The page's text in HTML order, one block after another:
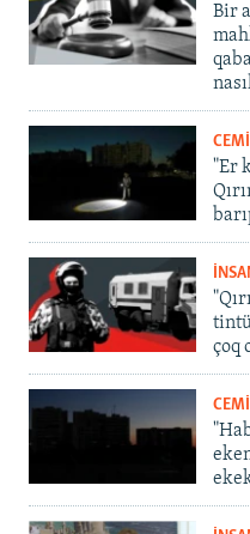
Bir
"Er
çoq